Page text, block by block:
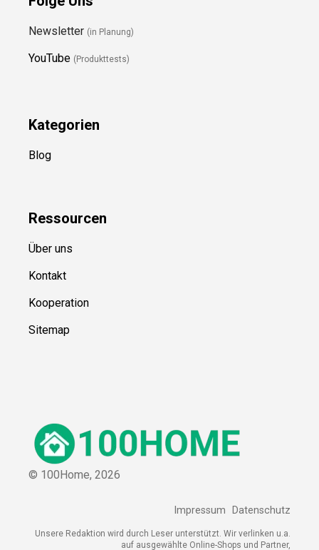
Newsletter (in Planung)
YouTube (Produkttests)
Kategorien
Blog
Ressourcen
Über uns
Kontakt
Kooperation
Sitemap
© 100Home, 2026
Impressum Datenschutz
Unsere Redaktion wird durch Leser unterstützt. Wir verlinken u.a.
auf ausgewählte Online-Shops und Partner,